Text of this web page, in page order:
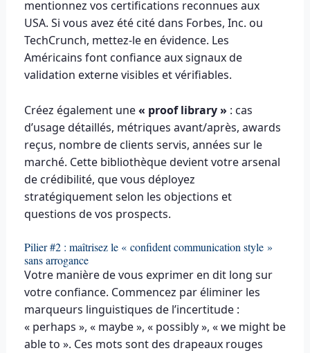
mentionnez vos certifications reconnues aux
USA. Si vous avez été cité dans Forbes, Inc. ou
TechCrunch, mettez-le en évidence. Les
Américains font confiance aux signaux de
validation externe visibles et vérifiables.
Créez également une« proof library » : cas
d’usage détaillés, métriques avant/après, awards
reçus, nombre de clients servis, années sur le
marché. Cette bibliothèque devient votre arsenal
de crédibilité, que vous déployez
stratégiquement selon les objections et
questions de vos prospects.
Pilier #2 : maîtrisez le « confident communication style »
sans arrogance
Votre manière de vous exprimer en dit long sur
votre confiance. Commencez par éliminer les
marqueurs linguistiques de l’incertitude :
« perhaps », « maybe », « possibly », « we might be
able to ». Ces mots sont des drapeaux rouges